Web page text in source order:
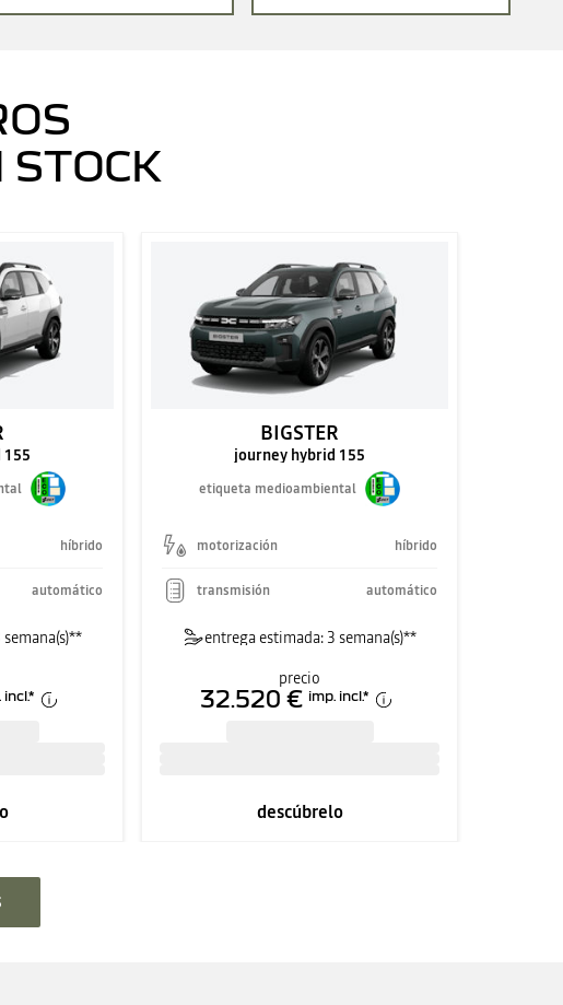
STOCK
híbrido
automático
incl.*
BIGSTER
journey hybrid 155
etiqueta medioambiental
motorización híbrido
transmisión automático
entrega estimada: 3 semana(s)**
precio
32.520 € imp. incl.*
descúbrelo